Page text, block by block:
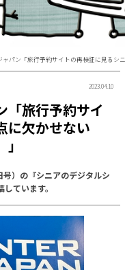
ャパン「旅行予約サイトの再検証に見るシ
2023.04.10
「旅行予約サイ
に欠かせない
）の『シニアのデジタルシ
ています。